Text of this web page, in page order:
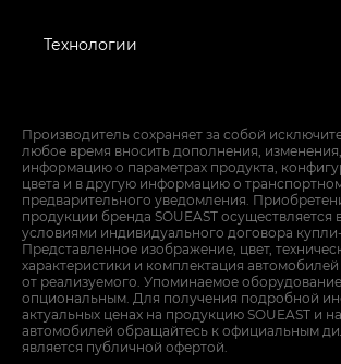
Технологии
Производитель сохраняет за собой
любое время вносить дополнения,
информацию о параметрах продукта,
цвета и в другую информацию о
предварительного уведомления.
продукции бренда SOUEAST осуществляется
условиями индивидуального договора
Представленное изображение, цвет,
характеристики и комплектация автомобилей
от реализуемого. Упоминаемое
опциональным. Для получения подробной
актуальных ценах на продукцию SOUEAST и
автомобилей обращайтесь к официальным
является публичной офертой.